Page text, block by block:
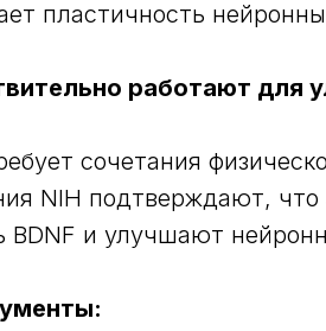
пластичность
работают для
сочетания
NIH подтверждают,
BDNF и улучшают